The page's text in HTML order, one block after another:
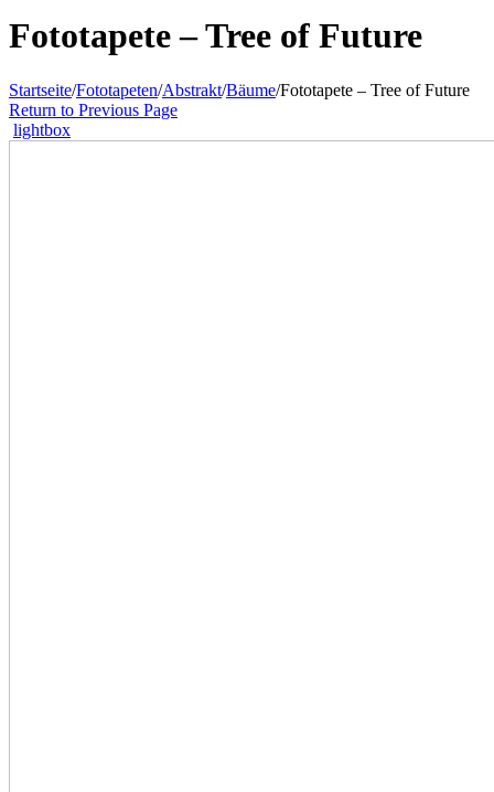
Fototapete – Tree of Future
Startseite/Fototapeten/Abstrakt/Bäume/Fototapete – Tree of Future
Return to Previous Page
lightbox